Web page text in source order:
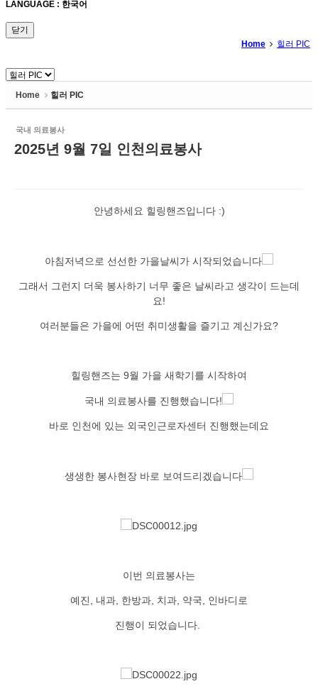
LANGUAGE : 한국어
닫기
Home
힐러 PIC
Home 힐러 PIC
국내 의료봉사
2025년 9월 7일 인천의료봉사
안녕하세요 힐링핸즈입니다 :)
아침저녁으로 선선한 가을날씨가 시작되었습니다
그래서 그런지 더욱 봉사하기 너무 좋은 날씨라고 생각이 드는데
요!
여러분들은 가을에 어떤 취미생활을 즐기고 계신가요?
힐링핸즈는 9월 가을 새학기를 시작하여
국내 의료봉사를 진행했습니다!
바로 인천에 있는 외국인근로자센터 진행했는데요
생생한 봉사현장 바로 보여드리겠습니다
이번 의료봉사는
예진, 내과, 한방과, 치과, 약국, 인바디로
진행이 되었습니다.